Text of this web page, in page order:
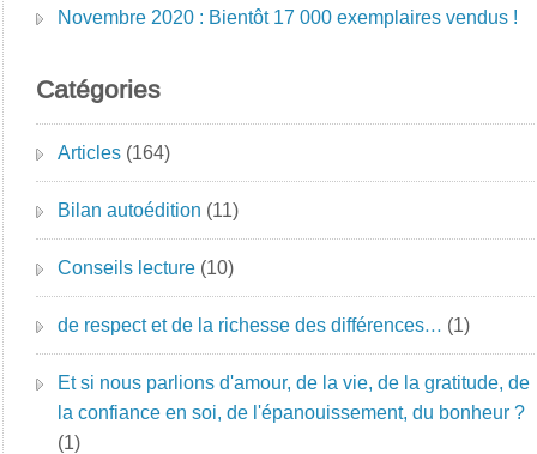
Novembre 2020 : Bientôt 17 000 exemplaires vendus !
Catégories
Articles (164)
Bilan autoédition (11)
Conseils lecture (10)
de respect et de la richesse des différences… (1)
Et si nous parlions d'amour, de la vie, de la gratitude, de
la confiance en soi, de l'épanouissement, du bonheur ?
(1)